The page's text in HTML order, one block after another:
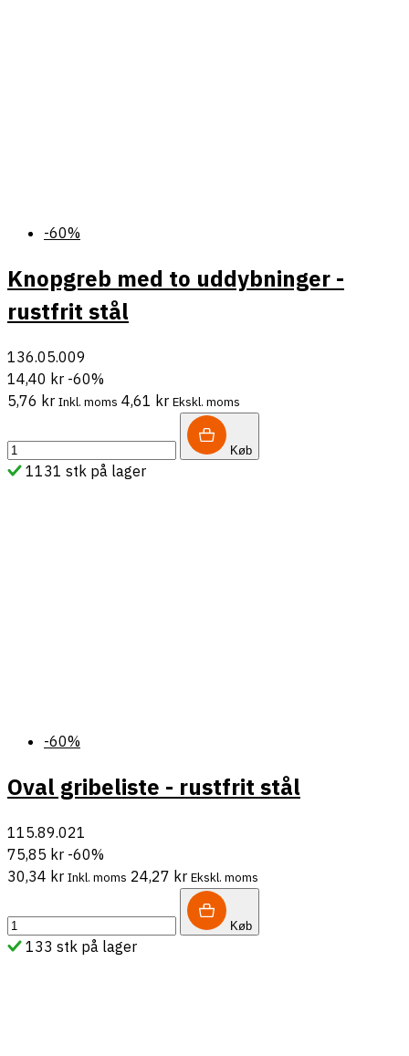
-60%
Knopgreb med to uddybninger -
rustfrit stål
136.05.009
14,40 kr -60%
5,76 kr Inkl. moms 4,61 kr Ekskl. moms
Køb
1131 stk på lager
-60%
Oval gribeliste - rustfrit stål
115.89.021
75,85 kr -60%
30,34 kr Inkl. moms 24,27 kr Ekskl. moms
Køb
133 stk på lager